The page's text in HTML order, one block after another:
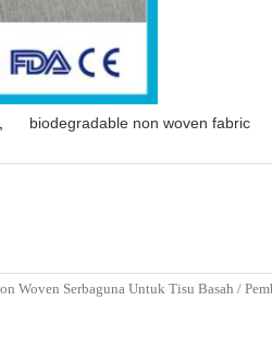
biodegradable non woven fabric